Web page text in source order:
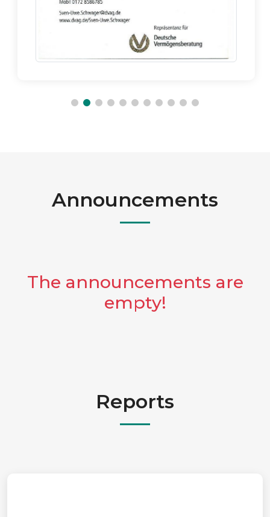
Announcements
The announcements are
empty!
Reports